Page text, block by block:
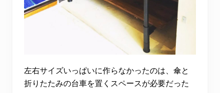
左右サイズいっぱいに作らなかったのは、傘と
折りたたみの台車を置くスペースが必要だった